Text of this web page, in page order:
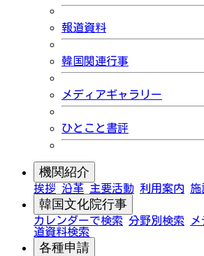
報道資料
韓国関連行事
メディアギャラリー
ひとこと書評
機関紹介
挨拶 沿革 主要活動 利用案内 施
韓国文化院行事
カレンダーで検索 分野別検索
道資料検索
各種申請